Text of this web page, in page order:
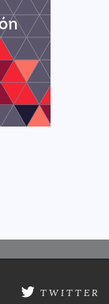
TWITTER